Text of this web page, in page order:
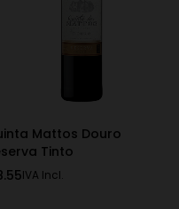
Mattos Douro
Tinto
IVA Incl.